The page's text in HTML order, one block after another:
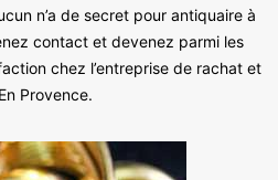
n’a de secret pour antiquaire à
contact et devenez parmi les
chez l’entreprise de rachat et
Provence.